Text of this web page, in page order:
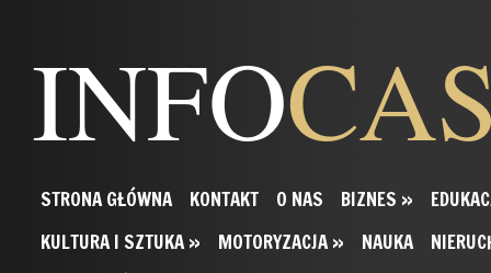
INFO
STRONA GŁÓWNA KONTAKT O NAS BIZNES »
KULTURA I SZTUKA » MOTORYZACJA » NAUKA